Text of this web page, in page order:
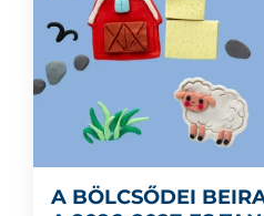
A BÖLCSŐDEI